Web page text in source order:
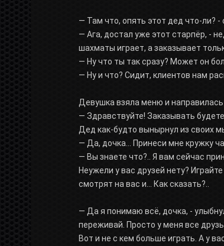
— Там что, опять этот дед что-ли? -
— Ага, достал уже этот старпёр, -
шахматы играет, а заказывает
— Ну что ты так сразу? Может он
— Ну и что? Сидит, клиентов нам
Девушка взяла меню и направилась
— Здравствуйте! Заказывать
Дед как-будто вынырнул из своих
— Да, дочка... Принеси мне кружку
— Вы знаете что?.. Я вам сейчас
Неужели у вас друзей нету?
смотрят на вас и... Как сказать?..
— Да я понимаю всё, дочка, -
переживай. Просто у меня все
Вот и не с кем больше играть. А у